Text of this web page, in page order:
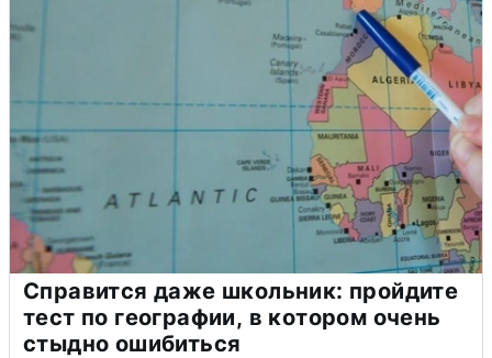
Справится даже школьник: пройдите
тест по географии, в котором очень
стыдно ошибиться